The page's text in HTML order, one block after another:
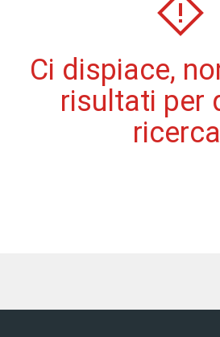
Ci dispiace,
risultati per